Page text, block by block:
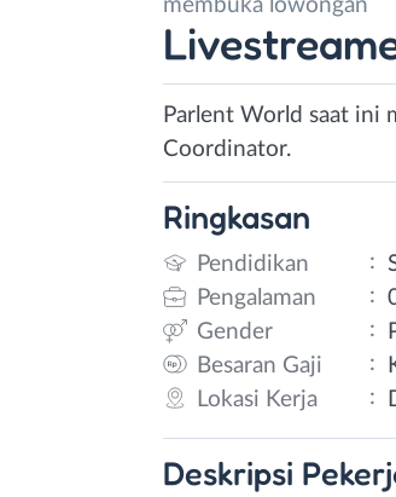
membuka lowongan
Parlent World saat ini
Coordinator.
Ringkasan
Pendidikan :
Pengalaman
:
Gender
:
Besaran Gaji
:
Lokasi Kerja
:
Deskripsi